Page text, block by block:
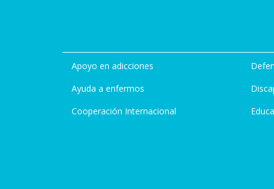
Apoyo en adicciones
Ayuda a enfermos
Cooperación Internacional